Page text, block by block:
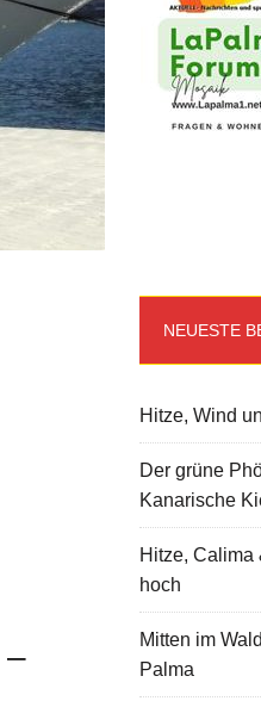
–
NEUESTE
Hitze, Wind
Der grüne
Kanarische
Hitze, Calima
hoch
Mitten im
Palma